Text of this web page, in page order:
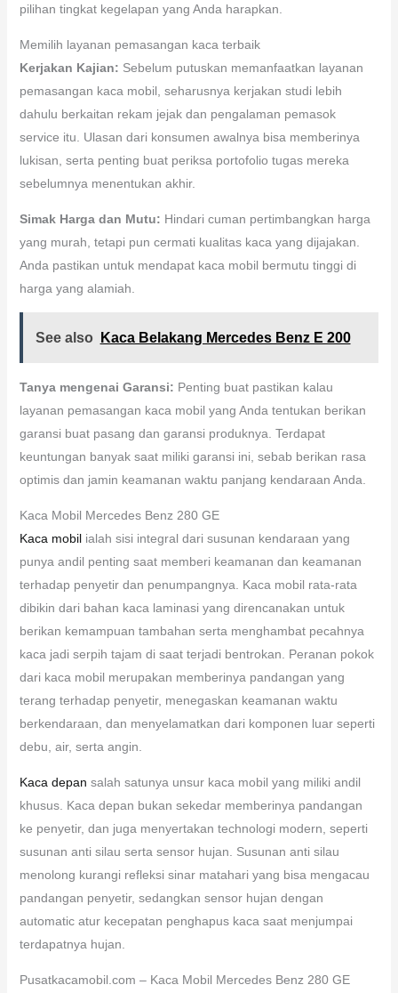
pilihan tingkat kegelapan yang Anda harapkan.
Memilih layanan pemasangan kaca terbaik
Kerjakan Kajian: Sebelum putuskan memanfaatkan layanan
pemasangan kaca mobil, seharusnya kerjakan studi lebih
dahulu berkaitan rekam jejak dan pengalaman pemasok
service itu. Ulasan dari konsumen awalnya bisa memberinya
lukisan, serta penting buat periksa portofolio tugas mereka
sebelumnya menentukan akhir.
Simak Harga dan Mutu: Hindari cuman pertimbangkan harga
yang murah, tetapi pun cermati kualitas kaca yang dijajakan.
Anda pastikan untuk mendapat kaca mobil bermutu tinggi di
harga yang alamiah.
See also Kaca Belakang Mercedes Benz E 200
Tanya mengenai Garansi: Penting buat pastikan kalau
layanan pemasangan kaca mobil yang Anda tentukan berikan
garansi buat pasang dan garansi produknya. Terdapat
keuntungan banyak saat miliki garansi ini, sebab berikan rasa
optimis dan jamin keamanan waktu panjang kendaraan Anda.
Kaca Mobil Mercedes Benz 280 GE
Kaca mobilialah sisi integral dari susunan kendaraan yang
punya andil penting saat memberi keamanan dan keamanan
terhadap penyetir dan penumpangnya. Kaca mobil rata-rata
dibikin dari bahan kaca laminasi yang direncanakan untuk
berikan kemampuan tambahan serta menghambat pecahnya
kaca jadi serpih tajam di saat terjadi bentrokan. Peranan pokok
dari kaca mobil merupakan memberinya pandangan yang
terang terhadap penyetir, menegaskan keamanan waktu
berkendaraan, dan menyelamatkan dari komponen luar seperti
debu, air, serta angin.
Kaca depan salah satunya unsur kaca mobil yang miliki andil
khusus. Kaca depan bukan sekedar memberinya pandangan
ke penyetir, dan juga menyertakan technologi modern, seperti
susunan anti silau serta sensor hujan. Susunan anti silau
menolong kurangi refleksi sinar matahari yang bisa mengacau
pandangan penyetir, sedangkan sensor hujan dengan
automatic atur kecepatan penghapus kaca saat menjumpai
terdapatnya hujan.
Pusatkacamobil.com – Kaca Mobil Mercedes Benz 280 GE